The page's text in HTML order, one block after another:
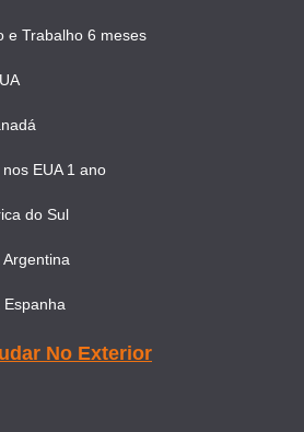
e Trabalho 6 meses
EUA 1 ano
do Sul
No Exterior